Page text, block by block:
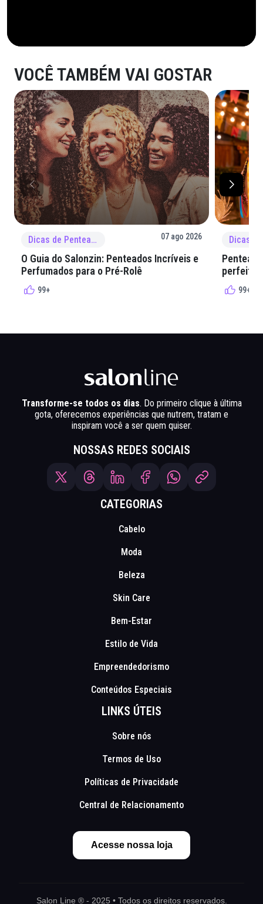
VOCÊ TAMBÉM VAI GOSTAR
Dicas de Penteado 07 ago 2026
O Guia do Salonzin: Penteados Incríveis e
Perfumados para o Pré-Rolê
99+
perfeita
99+
Transforme-se todos os dias. Do primeiro clique à última
gota, oferecemos experiências que nutrem, tratam e
inspiram você a ser quem quiser.
NOSSAS REDES SOCIAIS
CATEGORIAS
Cabelo
Moda
Beleza
Skin Care
Bem-Estar
Estilo de Vida
Empreendedorismo
Conteúdos Especiais
LINKS ÚTEIS
Sobre nós
Termos de Uso
Políticas de Privacidade
Central de Relacionamento
Acesse nossa loja
Salon Line ® - 2025 • Todos os direitos reservados.